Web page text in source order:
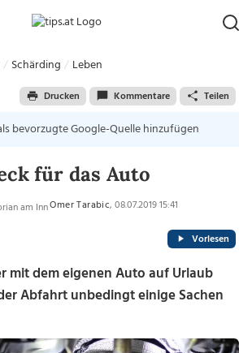
Schärding Leben
Drucken Kommentare Teilen
bevorzugte Google-Quelle hinzufügen
für das Auto
Omer Tarabic, 08.07.2019 15:41
Vorlesen
mit dem eigenen Auto auf Urlaub
Abfahrt unbedingt einige Sachen